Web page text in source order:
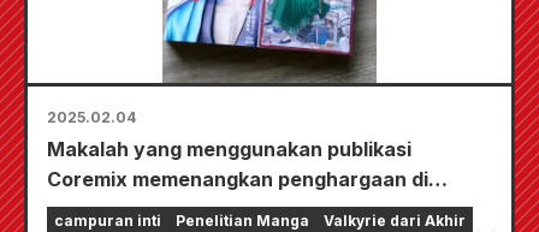
2025.02.04
Makalah yang menggunakan publikasi
Coremix memenangkan penghargaan di
konferensi internasional
campuran inti Penelitian Manga
Valkyrie dari Akhir